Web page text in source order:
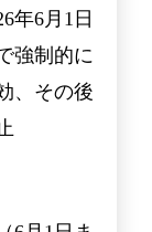
年6月1日
強制的に
、その後